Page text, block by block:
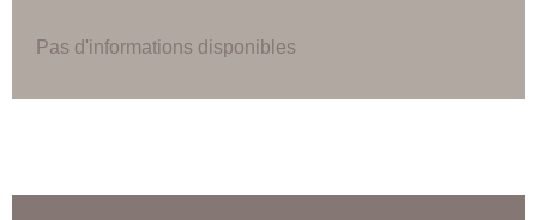
Pas d'informations disponibles